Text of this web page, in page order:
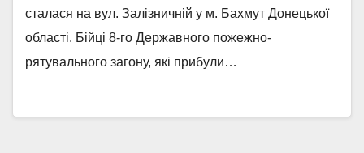
сталася на вул. Залізничній у м. Бахмут Донецької
області. Бійці 8-го Державного пожежно-
рятувального загону, які прибули…